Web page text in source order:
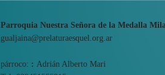
Parroquia Nuestra Señora de la Medalla
gualjaina@prelaturaesquel.org.ar
párroco: :Adrián Alberto Mari